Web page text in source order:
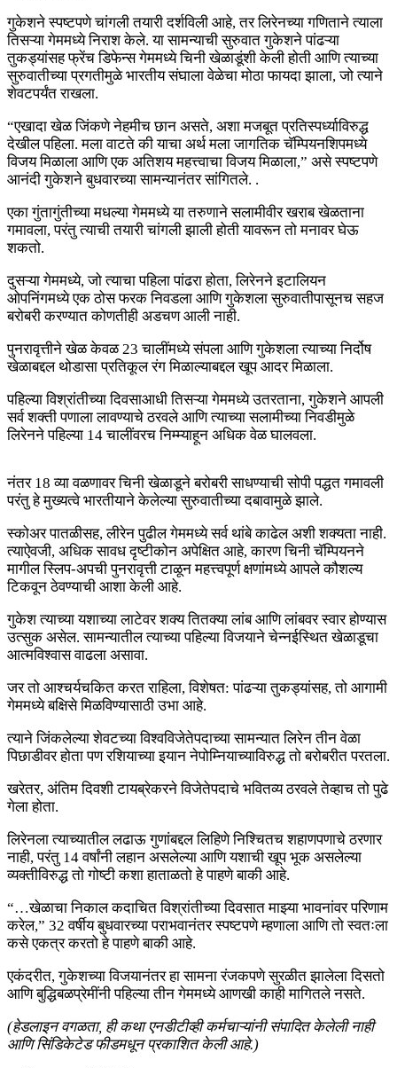
गुकेशने स्पष्टपणे चांगली तयारी दर्शविली आहे, तर लिरेनच्या गणिताने त्याला
तिसऱ्या गेममध्ये निराश केले. या सामन्याची सुरुवात गुकेशने पांढऱ्या
तुकड्यांसह फ्रेंच डिफेन्स गेममध्ये चिनी खेळाडूंशी केली होती आणि त्याच्या
सुरुवातीच्या प्रगतीमुळे भारतीय संघाला वेळेचा मोठा फायदा झाला, जो त्याने
शेवटपर्यंत राखला.
“एखादा खेळ जिंकणे नेहमीच छान असते, अशा मजबूत प्रतिस्पर्ध्याविरुद्ध
देखील पहिला. मला वाटते की याचा अर्थ मला जागतिक चॅम्पियनशिपमध्ये
विजय मिळाला आणि एक अतिशय महत्त्वाचा विजय मिळाला,” असे स्पष्टपणे
आनंदी गुकेशने बुधवारच्या सामन्यानंतर सांगितले. .
एका गुंतागुंतीच्या मधल्या गेममध्ये या तरुणाने सलामीवीर खराब खेळताना
गमावला, परंतु त्याची तयारी चांगली झाली होती यावरून तो मनावर घेऊ
शकतो.
दुसऱ्या गेममध्ये, जो त्याचा पहिला पांढरा होता, लिरेनने इटालियन
ओपनिंगमध्ये एक ठोस फरक निवडला आणि गुकेशला सुरुवातीपासूनच सहज
बरोबरी करण्यात कोणतीही अडचण आली नाही.
पुनरावृत्तीने खेळ केवळ 23 चालींमध्ये संपला आणि गुकेशला त्याच्या निर्दोष
खेळाबद्दल थोडासा प्रतिकूल रंग मिळाल्याबद्दल खूप आदर मिळाला.
पहिल्या विश्रांतीच्या दिवसाआधी तिसऱ्या गेममध्ये उतरताना, गुकेशने आपली
सर्व शक्ती पणाला लावण्याचे ठरवले आणि त्याच्या सलामीच्या निवडीमुळे
लिरेनने पहिल्या 14 चालींवरच निम्म्याहून अधिक वेळ घालवला.
नंतर 18 व्या वळणावर चिनी खेळाडूने बरोबरी साधण्याची सोपी पद्धत गमावली
परंतु हे मुख्यत्वे भारतीयाने केलेल्या सुरुवातीच्या दबावामुळे झाले.
स्कोअर पातळीसह, लीरेन पुढील गेममध्ये सर्व थांबे काढेल अशी शक्यता नाही.
त्याऐवजी, अधिक सावध दृष्टीकोन अपेक्षित आहे, कारण चिनी चॅम्पियनने
मागील स्लिप-अपची पुनरावृत्ती टाळून महत्त्वपूर्ण क्षणांमध्ये आपले कौशल्य
टिकवून ठेवण्याची आशा केली आहे.
गुकेश त्याच्या यशाच्या लाटेवर शक्य तितक्या लांब आणि लांबवर स्वार होण्यास
उत्सुक असेल. सामन्यातील त्याच्या पहिल्या विजयाने चेन्नईस्थित खेळाडूचा
आत्मविश्वास वाढला असावा.
जर तो आश्चर्यचकित करत राहिला, विशेषत: पांढऱ्या तुकड्यांसह, तो आगामी
गेममध्ये बक्षिसे मिळविण्यासाठी उभा आहे.
त्याने जिंकलेल्या शेवटच्या विश्वविजेतेपदाच्या सामन्यात लिरेन तीन वेळा
पिछाडीवर होता पण रशियाच्या इयान नेपोम्नियाच्याविरुद्ध तो बरोबरीत परतला.
खरेतर, अंतिम दिवशी टायब्रेकरने विजेतेपदाचे भवितव्य ठरवले तेव्हाच तो पुढे
गेला होता.
लिरेनला त्याच्यातील लढाऊ गुणांबद्दल लिहिणे निश्चितच शहाणपणाचे ठरणार
नाही, परंतु 14 वर्षांनी लहान असलेल्या आणि यशाची खूप भूक असलेल्या
व्यक्तीविरुद्ध तो गोष्टी कशा हाताळतो हे पाहणे बाकी आहे.
“…खेळाचा निकाल कदाचित विश्रांतीच्या दिवसात माझ्या भावनांवर परिणाम
करेल,” 32 वर्षीय बुधवारच्या पराभवानंतर स्पष्टपणे म्हणाला आणि तो स्वतःला
कसे एकत्र करतो हे पाहणे बाकी आहे.
एकंदरीत, गुकेशच्या विजयानंतर हा सामना रंजकपणे सुरळीत झालेला दिसतो
आणि बुद्धिबळप्रेमींनी पहिल्या तीन गेममध्ये आणखी काही मागितले नसते.
(हेडलाइन वगळता, ही कथा एनडीटीव्ही कर्मचाऱ्यांनी संपादित केलेली नाही
आणि सिंडिकेटेड फीडमधून प्रकाशित केली आहे.)